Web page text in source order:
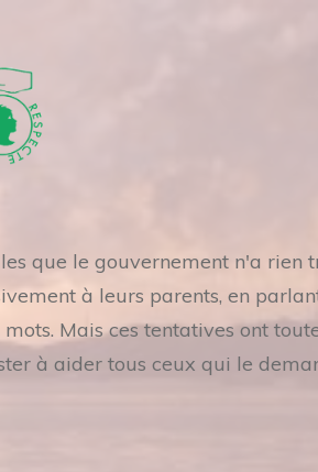
que le gouvernement n'a
à leurs parents, en
Mais ces tentatives ont
à aider tous ceux qui le